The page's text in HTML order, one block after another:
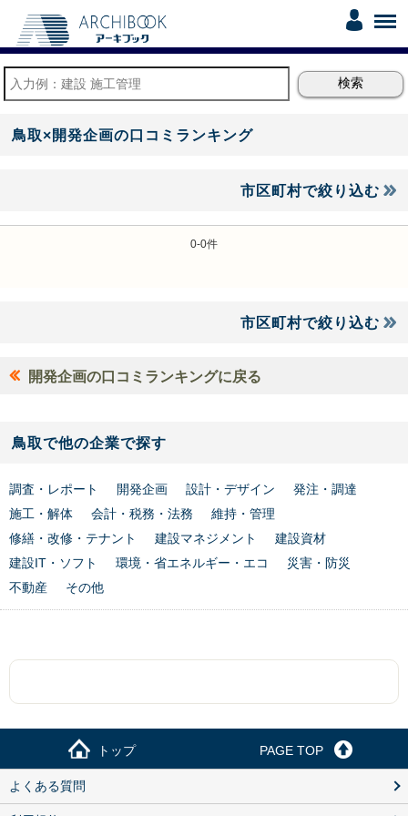
鳥取×開発企画の口コミランキング
市区町村で絞り込む
0-0件
市区町村で絞り込む
開発企画の口コミランキングに戻る
鳥取で他の企業で探す
調査・レポート 開発企画 設計・デザイン
発注・調達
施工・解体
会計・税務・法務
維持・管理
修繕・改修・テナント
建設マネジメント
建設資材
建設IT・ソフト
環境・省エネルギー・エコ
災害・防災
不動産
その他
トップ PAGE TOP
よくある質問